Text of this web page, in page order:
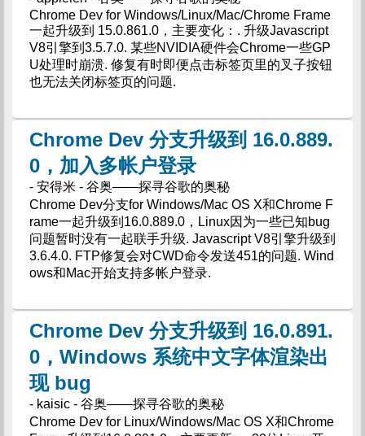
Chrome Dev for Windows/Linux/Mac/Chrome Frame
一起升级到 15.0.861.0，主要变化：. 升级Javascript
V8引擎到3.5.7.0. 某些NVIDIA硬件会Chrome一些GP
U处理时崩溃. 修复有时即便点击标签页里的叉子按钮
也无法关闭标签页的问题.
Chrome Dev 分支升级到 16.0.889.
0，加入多帐户登录
- 安得米 - 谷奥——探寻谷歌的奥秘
Chrome Dev分支for Windows/Mac OS X和Chrome F
rame一起升级到16.0.889.0，Linux因为一些已知bug
问题暂时没有一起联手升级. Javascript V8引擎升级到
3.6.4.0. FTP修复会对CWD命令发送451的问题. Wind
ows和Mac开始支持多帐户登录.
Chrome Dev 分支升级到 16.0.891.
0，Windows 系统中文字体渲染出
现 bug
- kaisic - 谷奥——探寻谷歌的奥秘
Chrome Dev for Linux/Windows/Mac OS X和Chrome